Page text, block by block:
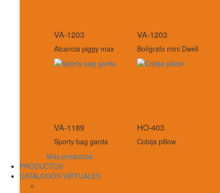
VA-1203
Alcancia piggy max
VA-1203
Bolígrafo mini Dwell
VA-1189
Sporty bag garda
HO-403
Cobija pillow
Más productos
PRODUCTOS
CATÁLOGOS VIRTUALES